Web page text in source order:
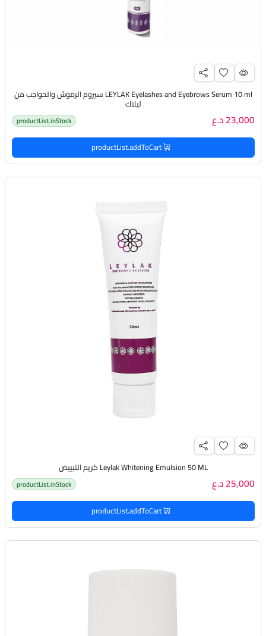
LEYLAK Eyelashes and Eyebrows Serum 10 ml سيروم الرموش والحواجب من
ليلاك
23,000 د.ع productList.inStock
productList.addToCart
Leylak Whitening Emulsion 50 ML كريم التبييض
25,000 د.ع productList.inStock
productList.addToCart